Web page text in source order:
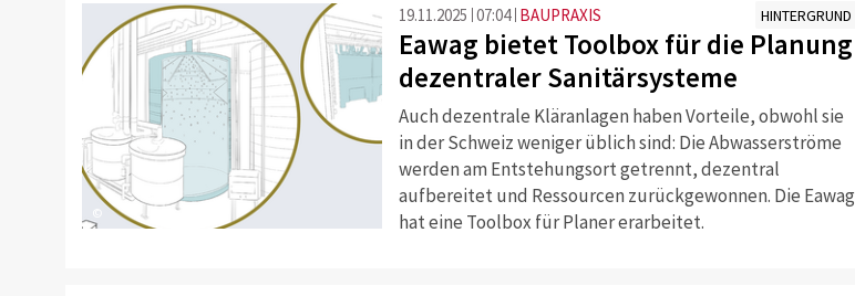
©
19.11.2025 07:04 BAUPRAXIS HINTERGRUND
Eawag bietet Toolbox für die Planung
dezentraler Sanitärsysteme
Auch dezentrale Kläranlagen haben Vorteile, obwohl sie
in der Schweiz weniger üblich sind: Die Abwasserströme
werden am Entstehungsort getrennt, dezentral
aufbereitet und Ressourcen zurückgewonnen. Die Eawag
hat eine Toolbox für Planer erarbeitet.